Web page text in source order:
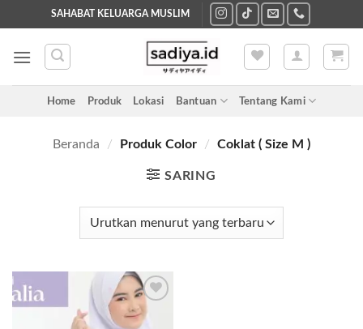
to
content
SAHABAT KELUARGA MUSLIM
Home Produk Lokasi Bantuan Tentang Kami
Beranda / Produk Color / Coklat ( Size M )
SARING
Add to
wishlist